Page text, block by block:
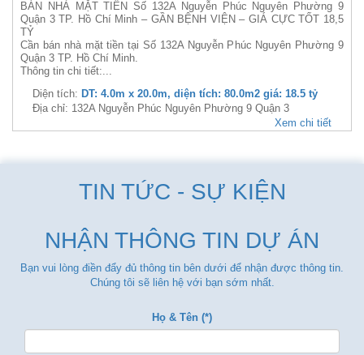
BÁN NHÀ MẶT TIỀN Số 132A Nguyễn Phúc Nguyên Phường 9
Quận 3 TP. Hồ Chí Minh – GẦN BỆNH VIỆN – GIÁ CỰC TỐT 18,5
TỶ
Cần bán nhà mặt tiền tại Số 132A Nguyễn Phúc Nguyên Phường 9
Quận 3 TP. Hồ Chí Minh.
Thông tin chi tiết:...
Diện tích: DT: 4.0m x 20.0m, diện tích: 80.0m2 giá: 18.5 tỷ
Địa chỉ: 132A Nguyễn Phúc Nguyên Phường 9 Quận 3
Xem chi tiết
TIN TỨC - SỰ KIỆN
NHẬN THÔNG TIN DỰ ÁN
Bạn vui lòng điền đẩy đủ thông tin bên dưới để nhận được thông tin.
Chúng tôi sẽ liên hệ với bạn sớm nhất.
Họ & Tên (*)